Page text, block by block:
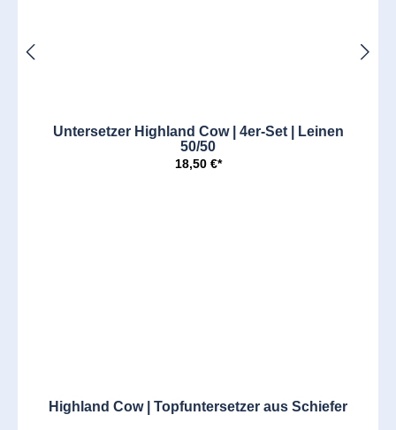
Untersetzer Highland Cow | 4er-Set | Leinen
50/50
18,50 €*
Highland Cow | Topfuntersetzer aus Schiefer